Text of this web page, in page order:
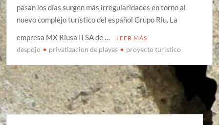
pasan los días surgen más irregularidades en torno al
nuevo complejo turístico del español Grupo Riu. La
empresa MX Riusa II SA de …
LEER MÁS
despojo privatizacion de playas proyecto turistico